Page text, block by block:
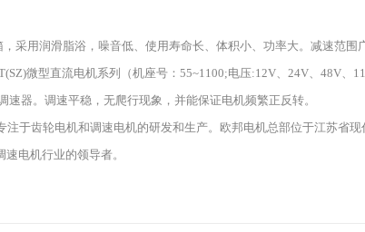
采用润滑脂浴，噪音低、使用寿命长、体积小、功率大。减速范
微型直流电机系列（机座号：55~1100;电压:12V、24V、48V、
器。调速平稳，无爬行现象，并能保证电机频繁正反转。
注于齿轮电机和调速电机的研发和生产。欧邦电机总部位于江苏省
电机行业的领导者。